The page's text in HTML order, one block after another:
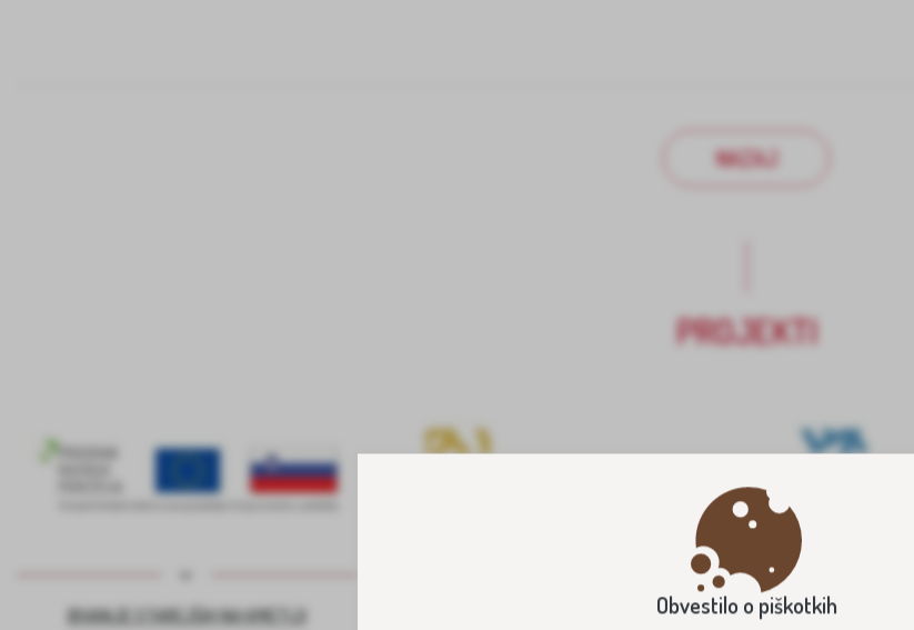
NAZAJ
PROJEKTI
BIVANJE STAREJŠIH NA KMETIJI
KADROVSKE ŠTIPENDIJE 2026/2027
MEDGENERACIJSKO
Obvestilo o piškotkih